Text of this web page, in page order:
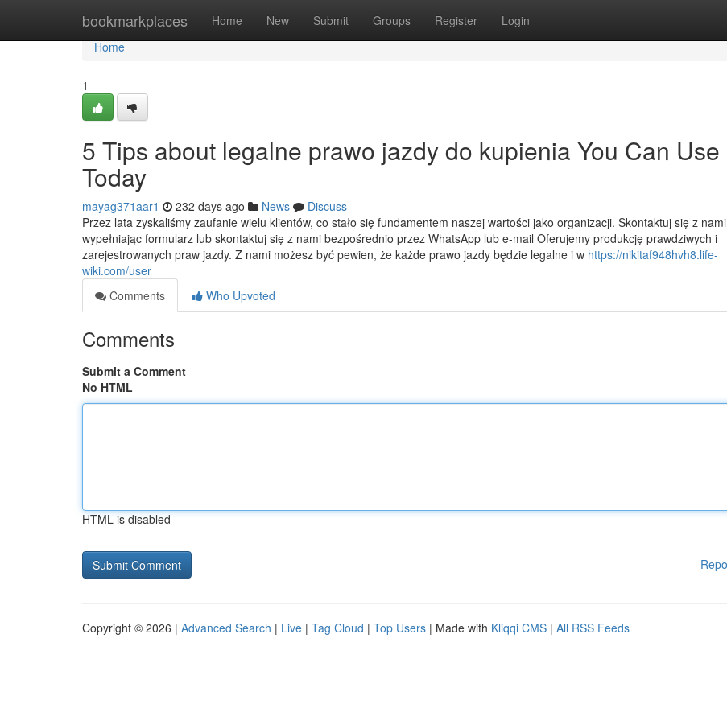
bookmarkplaces Home New Submit Groups Register Login
Home
Home
1
5 Tips about legalne prawo jazdy do kupienia You Can Use
Today
mayag371aar1 232 days ago News
Discuss
Przez lata zyskaliśmy zaufanie wielu klientów, co stało się fundamentem naszej wartości jako organizacji. Skontaktuj się z nami
wypełniając formularz lub skontaktuj się z nami bezpośrednio przez WhatsApp lub e-mail Oferujemy produkcję prawdziwych i
zarejestrowanych praw jazdy. Z nami możesz być pewien, że każde prawo jazdy będzie legalne i w https://nikitaf948hvh8.life-
wiki.com/user
Comments
Who Upvoted
Comments
Submit a Comment
No HTML
HTML is disabled
Copyright © 2026 | Advanced Search | Live | Tag Cloud | Top Users | Made with Kliqqi CMS | All RSS Feeds